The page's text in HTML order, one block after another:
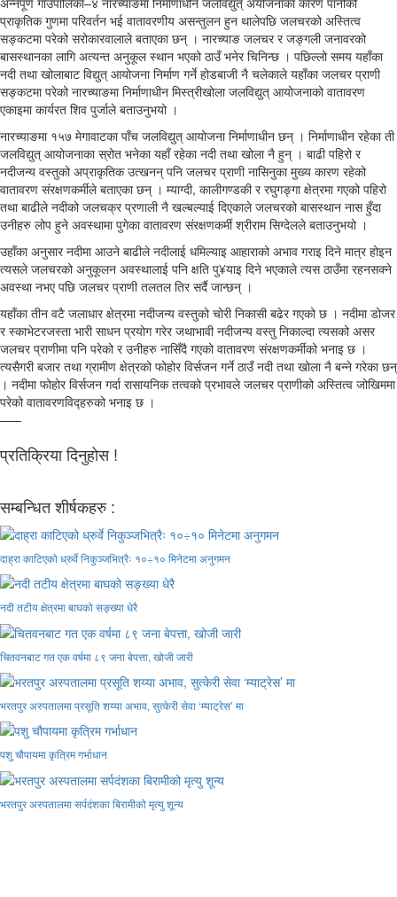
प्राकृतिक गुणमा परिवर्तन भई वातावरणीय असन्तुलन हुन थालेपछि जलचरको अस्तित्व
सङ्कटमा परेको सरोकारवालाले बताएका छन् । नारच्याङ जलचर र जङ्गली जनावरको
बासस्थानका लागि अत्यन्त अनुकूल स्थान भएको ठाउँ भनेर चिनिन्छ । पछिल्लो समय यहाँका
नदी तथा खोलाबाट विद्युत् आयोजना निर्माण गर्ने होडबाजी नै चलेकाले यहाँका जलचर प्राणी
सङ्कटमा परेको नारच्याङमा निर्माणाधीन मिस्त्रीखोला जलविद्युत् आयोजनाको वातावरण
एकाइमा कार्यरत शिव पुर्जाले बताउनुभयो ।
नारच्याङमा १५७ मेगावाटका पाँच जलविद्युत् आयोजना निर्माणाधीन छन् । निर्माणाधीन रहेका ती
जलविद्युत् आयोजनाका स्रोत भनेका यहाँ रहेका नदी तथा खोला नै हुन् । बाढी पहिरो र
नदीजन्य वस्तुको अप्राकृतिक उत्खनन् पनि जलचर प्राणी नासिनुका मुख्य कारण रहेको
वातावरण संरक्षणकर्मीले बताएका छन् । म्याग्दी, कालीगण्डकी र रघुगङ्गा क्षेत्रमा गएको पहिरो
तथा बाढीले नदीको जलचक्र प्रणाली नै खल्बल्याई दिएकाले जलचरको बासस्थान नास हुँदा
उनीहरु लोप हुने अवस्थामा पुगेका वातावरण संरक्षणकर्मी श्रीराम सिग्देलले बताउनुभयो ।
उहाँका अनुसार नदीमा आउने बाढीले नदीलाई धमिल्याइ आहाराको अभाव गराइ दिने मात्र होइन
त्यसले जलचरको अनुकूलन अवस्थालाई पनि क्षति पु¥याइ दिने भएकाले त्यस ठाउँमा रहनसक्ने
अवस्था नभए पछि जलचर प्राणी तलतल तिर सर्दै जान्छन् ।
यहाँका तीन वटै जलाधार क्षेत्रमा नदीजन्य वस्तुको चोरी निकासी बढेर गएको छ । नदीमा डोजर
र स्काभेटरजस्ता भारी साधन प्रयोग गरेर जथाभावी नदीजन्य वस्तु निकाल्दा त्यसको असर
जलचर प्राणीमा पनि परेको र उनीहरु नासिँदै गएको वातावरण संरक्षणकर्मीको भनाइ छ ।
त्यसैगरी बजार तथा ग्रामीण क्षेत्रको फोहोर विर्सजन गर्ने ठाउँ नदी तथा खोला नै बन्ने गरेका छन्
। नदीमा फोहोर विर्सजन गर्दा रासायनिक तत्वको प्रभावले जलचर प्राणीको अस्तित्व जोखिममा
परेको वातावरणविद्हरुको भनाइ छ ।
–––
प्रतिक्रिया दिनुहोस !
सम्बन्धित शीर्षकहरु :
दाह्रा काटिएको ध्रुर्वे निकुञ्जभित्रैः १०÷१० मिनेटमा अनुगमन
नदी तटीय क्षेत्रमा बाघको सङ्ख्या धेरै
चितवनबाट गत एक वर्षमा ८९ जना बेपत्ता, खोजी जारी
भरतपुर अस्पतालमा प्रसूति शय्या अभाव, सुत्केरी सेवा ‘म्याट्रेस’ मा
पशु चौपायमा कृत्रिम गर्भाधान
भरतपुर अस्पतालमा सर्पदंशका बिरामीको मृत्यु शून्य